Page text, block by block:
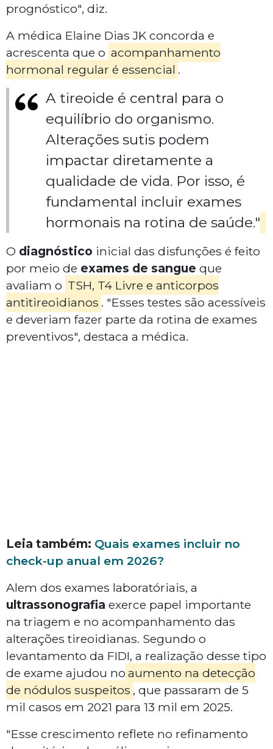
prognóstico", diz.
A médica Elaine Dias JK concorda e
acrescenta que o acompanhamento
hormonal regular é essencial .
A tireoide é central para o
equilíbrio do organismo.
Alterações sutis podem
impactar diretamente a
qualidade de vida. Por isso, é
fundamental incluir exames
hormonais na rotina de saúde."
O diagnóstico inicial das disfunções é feito
por meio de exames de sangue que
avaliam o TSH, T4 Livre e anticorpos
antitireoidianos . "Esses testes são acessíveis
e deveriam fazer parte da rotina de exames
preventivos", destaca a médica.
Leia também: Quais exames incluir no
check-up anual em 2026?
Alem dos exames laboratóriais, a
ultrassonografia exerce papel importante
na triagem e no acompanhamento das
alterações tireoidianas. Segundo o
levantamento da FIDI, a realização desse tipo
de exame ajudou no aumento na detecção
de nódulos suspeitos , que passaram de 5
mil casos em 2021 para 13 mil em 2025.
"Esse crescimento reflete no refinamento